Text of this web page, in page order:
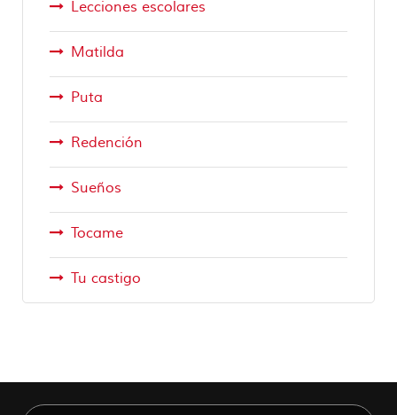
Lecciones escolares
Matilda
Puta
Redención
Sueños
Tocame
Tu castigo